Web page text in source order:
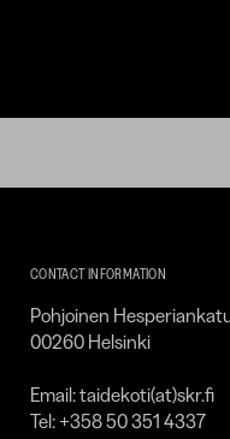
CONTACT INFORMATION
Pohjoinen
00260 Helsinki
Email: taidekoti(at)skr.fi
Tel: +358 50 351 4337